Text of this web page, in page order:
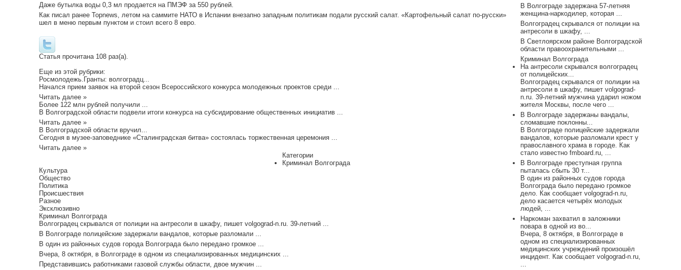
Даже бутылка воды 0,3 мл продается на ПМЭФ за 550 рублей.
Как писал ранее Topnews, летом на саммите НАТО в Испании внезапно западным политикам подали русский салат. «Картофельный салат по-русски»
шел в меню первым пунктом и стоил всего 8 евро.
Статья прочитана 108 раз(a).
Еще из этой рубрики:
Росмолодежь.Гранты: волгоградц...
Начался прием заявок на второй сезон Всероссийского конкурса молодежных проектов среди ...
Читать далее »
Более 122 млн рублей получили ...
В Волгоградской области подвели итоги конкурса на субсидирование общественных инициатив ...
Читать далее »
В Волгоградской области вручил...
Сегодня в музее-заповеднике «Сталинградская битва» состоялась торжественная церемония ...
Читать далее »
Категории
Криминал Волгограда
Культура
Общество
Политика
Происшествия
Разное
Эксклюзивно
Криминал Волгограда
Волгоградец скрывался от полиции на антресоли в шкафу, пишет volgograd-n.ru. 39-летний ...
В Волгограде полицейские задержали вандалов, которые разломали ...
В один из районных судов города Волгограда было передано громкое ...
Вчера, 8 октября, в Волгограде в одном из специализированных медицинских ...
Представившись работниками газовой службы области, двое мужчин ...
В Волгограде задержана 57-летняя
женщина-наркодилер, которая ...
Волгоградец скрывался от полиции на
антресоли в шкафу, ...
В Светлоярском районе Волгоградской
области правоохранительными ...
Криминал Волгограда
На антресоли скрывался волгоградец
от полицейских...
Волгоградец скрывался от полиции на
антресоли в шкафу, пишет volgograd-
n.ru. 39-летний мужчина ударил ножом
жителя Москвы, после чего ...
В Волгограде задержаны вандалы,
сломавшие поклонны...
В Волгограде полицейские задержали
вандалов, которые разломали крест у
православного храма в городе. Как
стало известно fmboard.ru, ...
В Волгограде преступная группа
пыталась сбыть 30 т...
В один из районных судов города
Волгограда было передано громкое
дело. Как сообщает volgograd-n.ru,
дело касается четырёх молодых
людей, ...
Наркоман захватил в заложники
повара в одной из во...
Вчера, 8 октября, в Волгограде в
одном из специализированных
медицинских учреждений произошёл
инцидент. Как сообщает volgograd-n.ru,
...